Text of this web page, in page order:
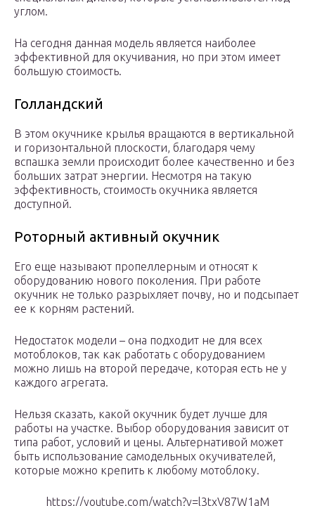
углом.
На сегодня данная модель является наиболее
эффективной для окучивания, но при этом имеет
большую стоимость.
Голландский
В этом окучнике крылья вращаются в вертикальной
и горизонтальной плоскости, благодаря чему
вспашка земли происходит более качественно и без
больших затрат энергии. Несмотря на такую
эффективность, стоимость окучника является
доступной.
Роторный активный окучник
Его еще называют пропеллерным и относят к
оборудованию нового поколения. При работе
окучник не только разрыхляет почву, но и подсыпает
ее к корням растений.
Недостаток модели – она подходит не для всех
мотоблоков, так как работать с оборудованием
можно лишь на второй передаче, которая есть не у
каждого агрегата.
Нельзя сказать, какой окучник будет лучше для
работы на участке. Выбор оборудования зависит от
типа работ, условий и цены. Альтернативой может
быть использование самодельных окучивателей,
которые можно крепить к любому мотоблоку.
https://youtube.com/watch?v=l3txV87W1aM